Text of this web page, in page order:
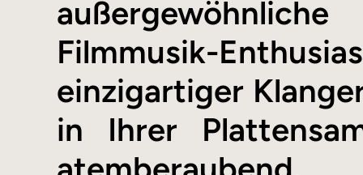
Filmmusik-
einzigartiger
in Ihrer